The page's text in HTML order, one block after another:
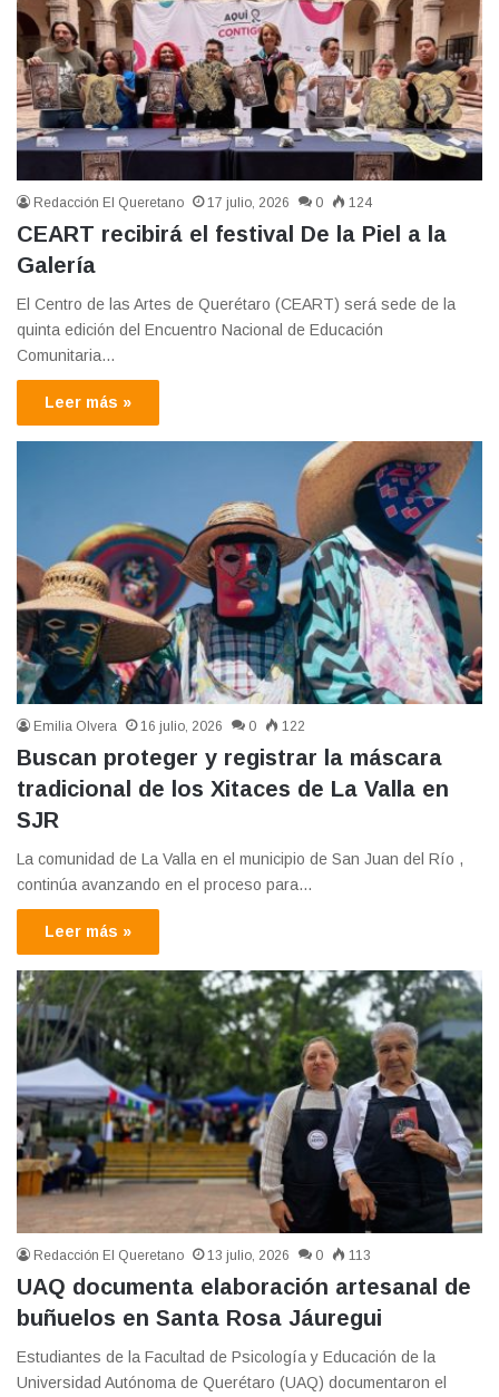
Redacción El Queretano 17 julio, 2026 0 124
CEART recibirá el festival De la Piel a la
Galería
El Centro de las Artes de Querétaro (CEART) será sede de la
quinta edición del Encuentro Nacional de Educación
Comunitaria…
Leer más »
Emilia Olvera 16 julio, 2026 0 122
Buscan proteger y registrar la máscara
tradicional de los Xitaces de La Valla en
SJR
La comunidad de La Valla en el municipio de San Juan del Río ,
continúa avanzando en el proceso para…
Leer más »
Redacción El Queretano 13 julio, 2026 0 113
UAQ documenta elaboración artesanal de
buñuelos en Santa Rosa Jáuregui
Estudiantes de la Facultad de Psicología y Educación de la
Universidad Autónoma de Querétaro (UAQ) documentaron el